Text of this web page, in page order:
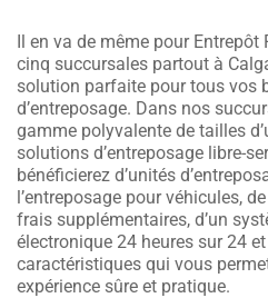
Il en va de même pour
cinq succursales partout à
solution parfaite pour tous vos
d’entreposage. Dans nos
gamme polyvalente de tailles
solutions d’entreposage libre-
bénéficierez d’unités
l’entreposage pour véhicules,
frais supplémentaires, d’un
électronique 24 heures sur 24
caractéristiques qui vous
expérience sûre et pratique.